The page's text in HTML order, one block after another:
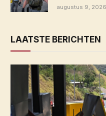
augustus 9, 2026
LAATSTE BERICHTEN